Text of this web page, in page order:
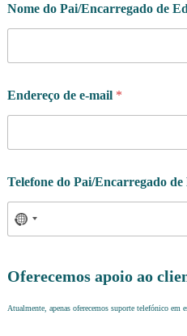
Nome do Pai/Encarregado de
Endereço de e-mail *
Telefone do Pai/Encarregado de
l
u
Oferecemos apoio ao
Atualmente, apenas oferecemos suporte telefónico em